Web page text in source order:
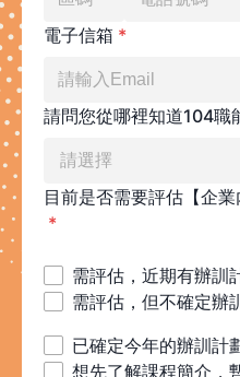
電子信箱 *
請問您從哪裡知道104職
請選擇
目前是否需要評估【企
*
需評估，近期有辦訓
需評估，但不確定辦
已確定今年的辦訓計
想先了解課程簡介，